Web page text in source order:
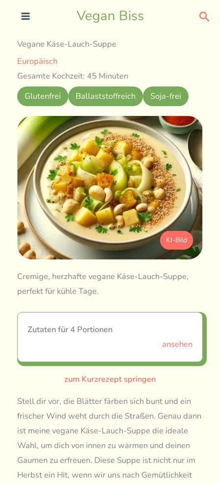
Vegan Biss
Vegane Käse-Lauch-Suppe
Europäisch
Gesamte Kochzeit: 45 Minuten
Glutenfrei
Ballaststoffreich Soja-frei
KI-Bild
Cremige, herzhafte vegane Käse-Lauch-Suppe,
perfekt für kühle Tage.
Zutaten für 4 Portionen
ansehen
zum Kurzrezept springen
Stell dir vor, die Blätter färben sich bunt und ein
frischer Wind weht durch die Straßen. Genau dann
ist meine vegane Käse-Lauch-Suppe die ideale
Wahl, um dich von innen zu wärmen und deinen
Gaumen zu erfreuen. Diese Suppe ist nicht nur im
Herbst ein Hit, wenn wir uns nach Gemütlichkeit